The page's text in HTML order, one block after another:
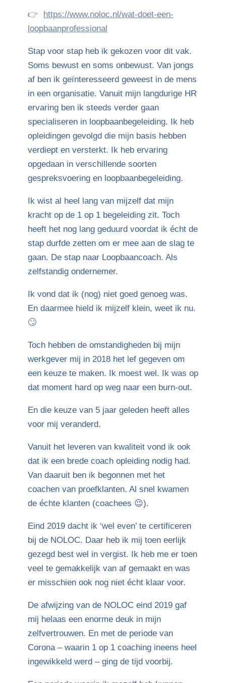
👉 https://www.noloc.nl/wat-doet-een-
loopbaanprofessional
Stap voor stap heb ik gekozen voor dit vak.
Soms bewust en soms onbewust. Van jongs
af ben ik geïnteresseerd geweest in de mens
in een organisatie. Vanuit mijn langdurige HR
ervaring ben ik steeds verder gaan
specialiseren in loopbaanbegeleiding. Ik heb
opleidingen gevolgd die mijn basis hebben
verdiept en versterkt. Ik heb ervaring
opgedaan in verschillende soorten
gespreksvoering en loopbaanbegeleiding.
Ik wist al heel lang van mijzelf dat mijn
kracht op de 1 op 1 begeleiding zit. Toch
heeft het nog lang geduurd voordat ik écht de
stap durfde zetten om er mee aan de slag te
gaan. De stap naar Loopbaancoach. Als
zelfstandig ondernemer.
Ik vond dat ik (nog) niet goed genoeg was.
En daarmee hield ik mijzelf klein, weet ik nu.
🙄
Toch hebben de omstandigheden bij mijn
werkgever mij in 2018 het lef gegeven om
een keuze te maken. Ik moest wel. Ik was op
dat moment hard op weg naar een burn-out.
En die keuze van 5 jaar geleden heeft alles
voor mij veranderd.
Vanuit het leveren van kwaliteit vond ik ook
dat ik een brede coach opleiding nodig had.
Van daaruit ben ik begonnen met het
coachen van proefklanten. Al snel kwamen
de échte klanten (coachees 😉).
Eind 2019 dacht ik ‘wel even’ te certificeren
bij de NOLOC. Daar heb ik mij toen eerlijk
gezegd best wel in vergist. Ik heb me er toen
veel te gemakkelijk van af gemaakt en was
er misschien ook nog niet écht klaar voor.
De afwijzing van de NOLOC eind 2019 gaf
mij helaas een enorme deuk in mijn
zelfvertrouwen. En met de periode van
Corona – waarin 1 op 1 coaching ineens heel
ingewikkeld werd – ging de tijd voorbij.